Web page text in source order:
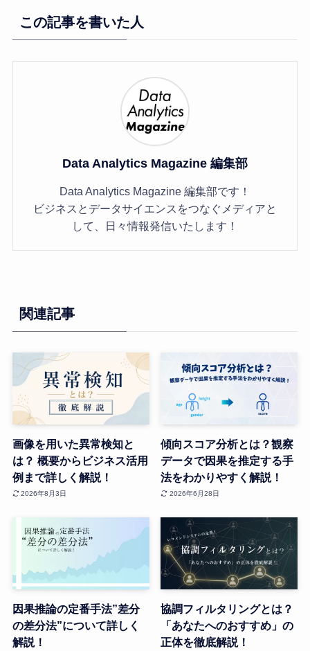
この記事を書いた人
Data Analytics Magazine 編集部
Data Analytics Magazine 編集部です！
ビジネスとデータサイエンスをつなぐメディアと
して、日々情報発信いたします！
関連記事
画像を用いた異常検知と
は？ 概要からビジネス活用
例まで詳しく解説！
2026年8月3日
傾向スコア分析とは？観察
データで因果を推定する手
法をわかりやすく解説！
2026年6月28日
因果推論の定番手法”差分
の差分法”について詳しく
解説！
協調フィルタリングとは？
「あなたへのおすすめ」の
正体を徹底解説！